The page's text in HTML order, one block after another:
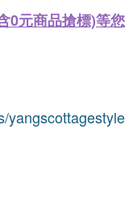
0元商品搶標)等您
yangscottagestyle